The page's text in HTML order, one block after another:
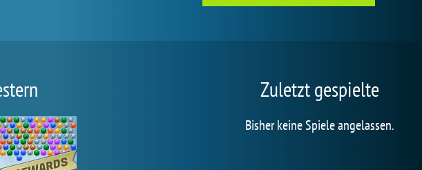
Zuletzt gespielte
Bisher keine Spiele angelassen.